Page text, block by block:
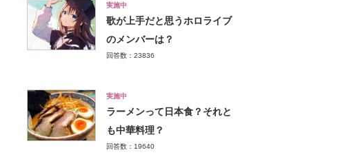
実施中
歌が上手だと思うホロライブ
のメンバーは？
回答数：23836
実施中
ラーメンって日本食？それと
も中華料理？
回答数：19640